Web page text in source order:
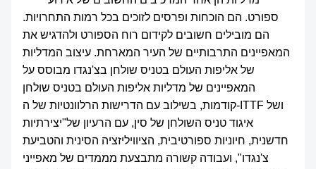
על אודות לָנוּ
תיצור איתנו קשר
קטלוג מוצרים
חדשות
ספורט. הם הוכחות ופרסים לזוכים בכל רמות התחרויות.
הם מובילים חשובים לקידום רוח הספורט ולהדגיש את
המאפיינים התרבותיים של העיר המארחת. עיצוב המדליות
של אליפות העולם בטניס שולחן בצ'נגדו מבוסס על
המאפיינים של מדליות אליפות העולם בטניס שולחן
קודמות, בשילוב עם הדרישות הרלוונטיות של ה-ITTF ושל
איגוד טניס השולחן של סין, עם הרעיון של"יצירתיות
חדשנית, חיוניות ספורטיבית, הציוויליזציה הסינית והטביעת
צ'נגדו", ועבודה קשורה מתבצעת מממדים של מאפייני